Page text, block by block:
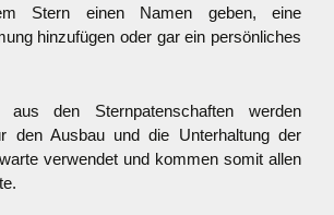
Stern einen Namen geben, eine
hinzufügen oder gar ein persönliches
aus den Sternpatenschaften werden
den Ausbau und die Unterhaltung der
verwendet und kommen somit allen